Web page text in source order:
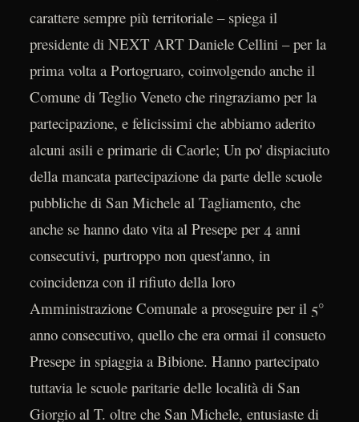
carattere sempre più territoriale – spiega il
presidente di NEXT ART Daniele Cellini – per la
prima volta a Portogruaro, coinvolgendo anche il
Comune di Teglio Veneto che ringraziamo per la
partecipazione, e felicissimi che abbiamo aderito
alcuni asili e primarie di Caorle; Un po' dispiaciuto
della mancata partecipazione da parte delle scuole
pubbliche di San Michele al Tagliamento, che
anche se hanno dato vita al Presepe per 4 anni
consecutivi, purtroppo non quest'anno, in
coincidenza con il rifiuto della loro
Amministrazione Comunale a proseguire per il 5°
anno consecutivo, quello che era ormai il consueto
Presepe in spiaggia a Bibione. Hanno partecipato
tuttavia le scuole paritarie delle località di San
Giorgio al T. oltre che San Michele, entusiaste di